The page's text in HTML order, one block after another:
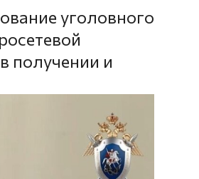
уголовного
получении и